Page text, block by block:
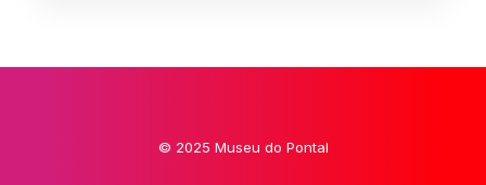
© 2025 Museu do Pontal